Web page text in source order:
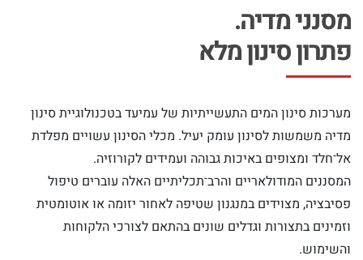
מסנני מדיה.
פתרון סינון מלא
מערכות סינון המים התעשייתיות של עמיעד בטכנולוגיית סינון
מדיה משמשות לסינון עומק יעיל. מכלי הסינון עשויים מפלדת
אל־חלד ומצופים באיכות גבוהה ועמידים לקורוזיה.
המסננים המודולאריים והרב־תכליתיים האלה עוברים טיפול
פסיבציה, מצוידים במנגנון שטיפה לאחור יזומה או אוטומטית
וזמינים בתצורות וגדלים שונים בהתאם לצורכי הלקוחות
והשימוש.